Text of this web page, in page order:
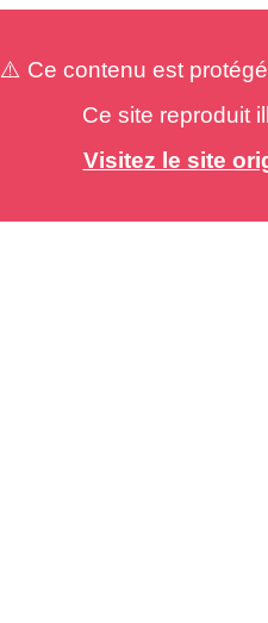
⚠️ Ce contenu est
Ce site reproduit
Visitez le site